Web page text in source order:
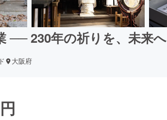
── 230年の祈りを、未来へ
大阪府
円